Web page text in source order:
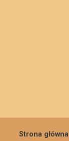
Strona główna